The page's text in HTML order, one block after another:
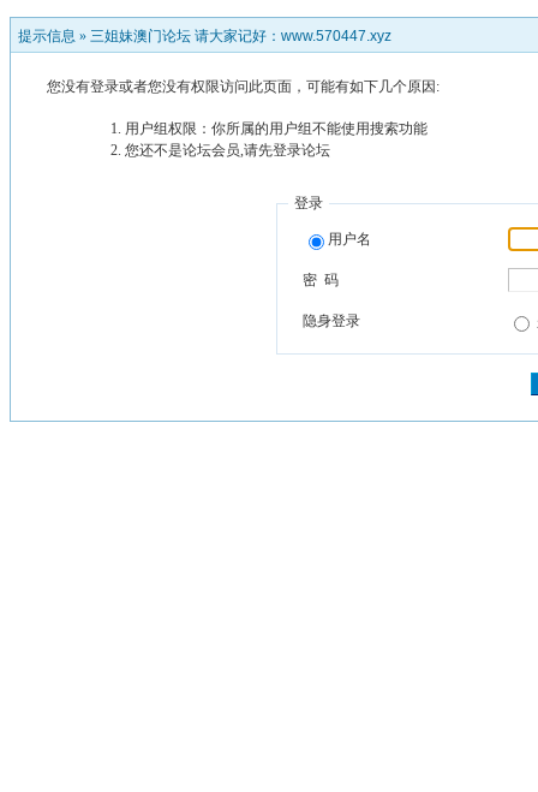
提示信息 » 三姐妹澳门论坛 请大家记好：www.570447.xyz
您没有登录或者您没有权限访问此页面，可能有如下几个原因:
用户组权限：你所属的用户组不能使用搜索功能
您还不是论坛会员,请先登录论坛
登录
用户名
密 码
隐身登录